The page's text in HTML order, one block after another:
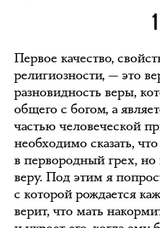
Первое качество,
религиозности, — это
разновидность веры,
общего с богом, а
частью человеческой
необходимо сказать,
в первородный грех,
веру. Под этим я
с которой рождается
верит, что мать